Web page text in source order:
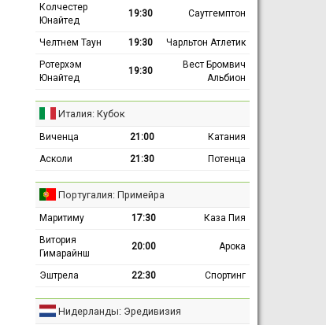
Колчестер
Юнайтед
19:30 Саутгемптон
Челтнем Таун 19:30
Чарльтон Атлетик
Ротерхэм
Юнайтед
19:30
Вест Бромвич
Альбион
Италия: Кубок
Виченца 21:00
Катания
Асколи
21:30 Потенца
Португалия: Примейра
Маритиму 17:30
Каза Пия
Витория
Гимарайнш
20:00 Арока
Эштрела 22:30 Спортинг
Нидерланды: Эредивизия